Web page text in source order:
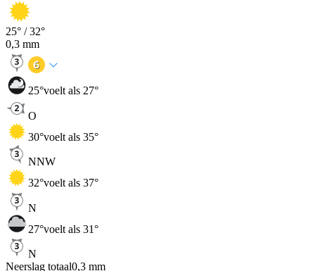
25° /32°
0,3 mm
25°voelt als 27°
O
30°voelt als 35°
NNW
32°voelt als 37°
N
27°voelt als 31°
N
Neerslag totaal0,3 mm